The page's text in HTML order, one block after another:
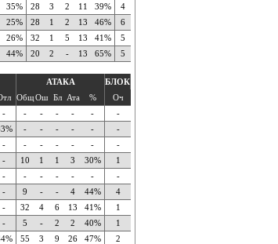
35% 28 3 2 11 39% 4
25% 28 1 2 13 46% 6
26% 32 1 5 13 41% 5
44% 20 2 - 13 65% 5
АТАКА
БЛОК
ОбщОш Бл Ата % Оч
- - - - - - -
- - - - - -
- - - - - - -
- 10 1 1 3 30% 1
- - - - - - -
- 9 - - 4 44% 4
- 32 4 6 13 41% 1
- 5 - 2 2 40% 1
55 3 9 26 47% 2